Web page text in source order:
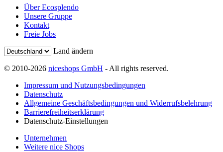
Über Ecosplendo
Unsere Gruppe
Kontakt
Freie Jobs
Land ändern
© 2010-2026 niceshops GmbH - All rights reserved.
Impressum und Nutzungsbedingungen
Datenschutz
Allgemeine Geschäftsbedingungen und Widerrufsbelehrung
Barrierefreiheitserklärung
Datenschutz-Einstellungen
Unternehmen
Weitere nice Shops